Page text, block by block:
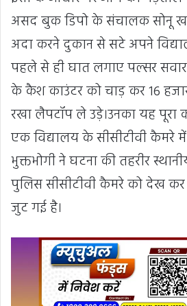
असद बुक डिपो के संचालक सोनू
अदा करने दुकान से सटे अपने
पहले से ही घात लगाए पल्सर
के कैश काउंटर को चाड़ कर 16
रखा लैपटॉप ले उड़े।उनका यह पूरा
एक विद्यालय के सीसीटीवी कैमरे
भुक्तभोगी ने घटना की तहरीर
पुलिस सीसीटीवी कैमरे को देख
जुट गई है।